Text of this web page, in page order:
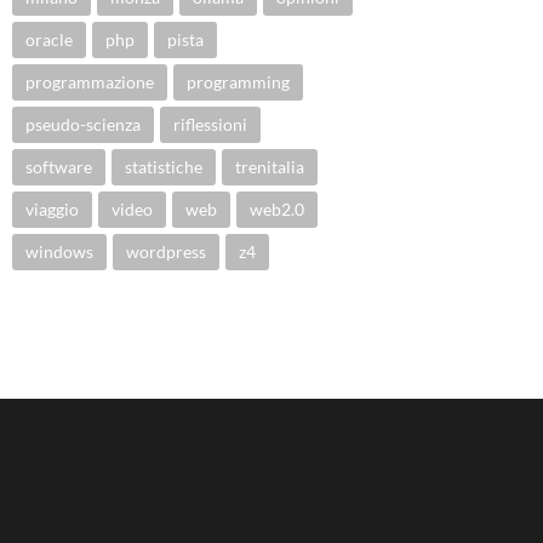
oracle php pista
programmazione programming
pseudo-scienza riflessioni
software statistiche trenitalia
viaggio video web web2.0
windows wordpress z4